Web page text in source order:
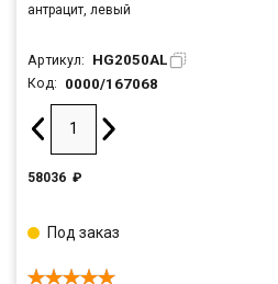
антрацит, левый
Артикул: HG2050AL
Код: 0000/167068
58036 ₽
Под заказ